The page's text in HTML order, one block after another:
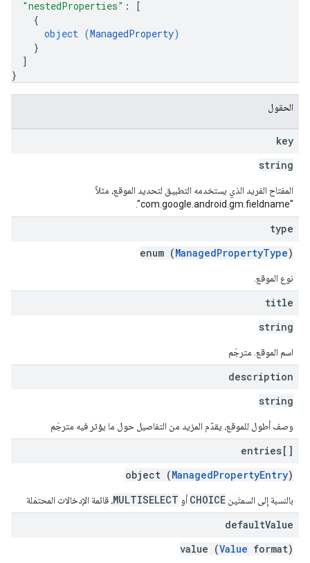
"nestedProperties" :
[
{
object (ManagedProperty)
}
]
}
الحقول
key
string
المفتاح الفريد الذي يستخدمه التطبيق لتحديد الموقع، مثلاً
"com.google.android.gm.fieldname".
type
enum (ManagedPropertyType)
نوع الموقع.
title
string
اسم الموقع. مترجَم
description
string
وصف أطول للموقع، يقدّم المزيد من التفاصيل حول ما يؤثر فيه مترجَم
entries[]
object (ManagedPropertyEntry)
بالنسبة إلى السمتَين CHOICE أو MULTISELECT، قائمة الإدخالات المحتمَلة
defaultValue
value (Value format)